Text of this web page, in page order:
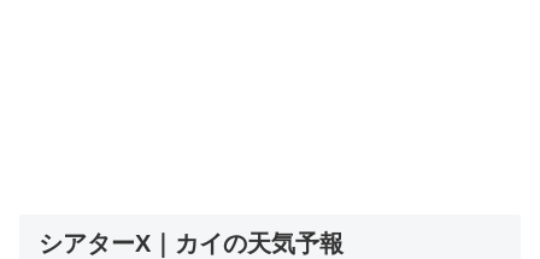
シアターX｜カイの天気予報